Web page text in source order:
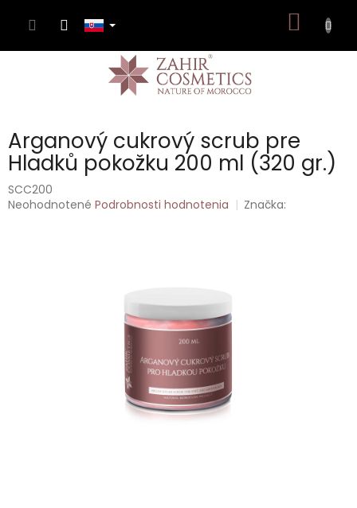
KOŠÍK
Arganový cukrový scrub pre
Hladků pokožku 200 ml (320 gr.)
SCC200
Priemerné
Neohodnotené Podrobnosti hodnotenia Značka: